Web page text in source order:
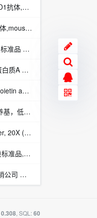
Bio-Rad MCA2212A647 CD1抗体,mouse anti Sheep CD1:Alexa Fluor® 647
Bio-Rad MCA194F IgG1抗体,mouse anti Rat IgG1 HEAVY chain:FITC
0.1g /C15905000 培氟沙星标准品 德国DrPefloxacin methane sulfonate dihydrate
Bio-Rad Affi-Prep Protein蛋白质A Support156-0006
Rabbit anti Human thymopoietin antibody BIO-RAD VPA00229 thymopoietin antibody
11885092Gibco DMEM培养基，低糖，含丙酮酸盐
DV2005 L2J-Diva Decloaker, 20X (International Only)-化学试剂
SM1751 Thermo DNA 片段标准品,NoLimits 10000 bp DNA Fragment/10000 bp DNA 片段标准品
精骐恒温振荡器IS18CT 经销公司 市场价格-精骐振荡器/摇床
0.308, SQL:60